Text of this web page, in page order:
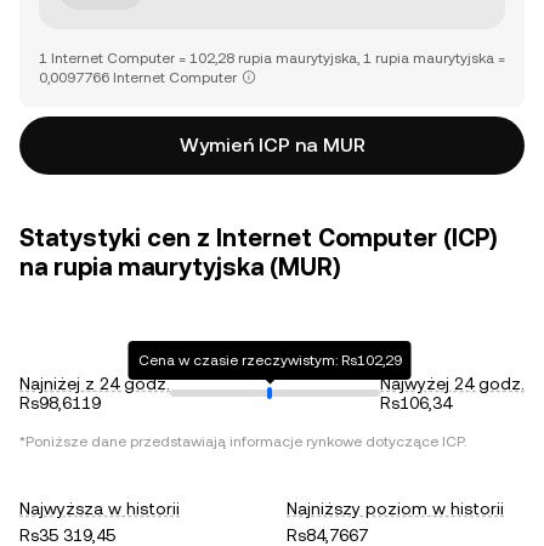
1 Internet Computer = 102,28 rupia maurytyjska, 1 rupia maurytyjska =
0,0097766 Internet Computer
Wymień ICP na MUR
Statystyki cen z Internet Computer (ICP)
na rupia maurytyjska (MUR)
Najniżej z 24 godz.
Rs98,6119
Cena w czasie rzeczywistym: Rs102,29
Najwyżej 24 godz.
Rs106,34
*Poniższe dane przedstawiają informacje rynkowe dotyczące ICP.
Najwyższa w historii
Rs35 319,45
Najniższy poziom w historii
Rs84,7667